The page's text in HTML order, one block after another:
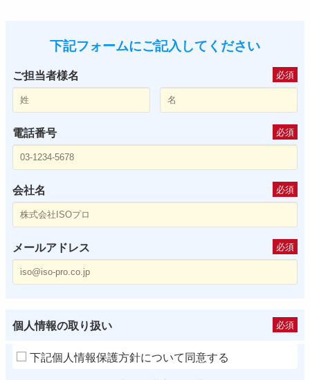
下記フォームにご記入してください
ご担当者様名 必須
電話番号 必須
会社名 必須
メールアドレス 必須
個人情報の取り扱い 必須
下記個人情報保護方針について同意する